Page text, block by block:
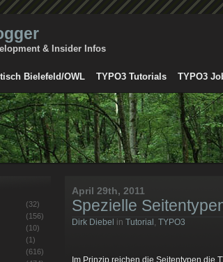
& Insider Infos
Bielefeld/OWL TYPO3 Tutorials TYPO3
April 29th, 2011
Spezielle
Dirk Diebel in Tutorial , TYPO3
Im Prinzip reichen die Seitentypen die
(32)
(156)
(10)
(1)
(616)